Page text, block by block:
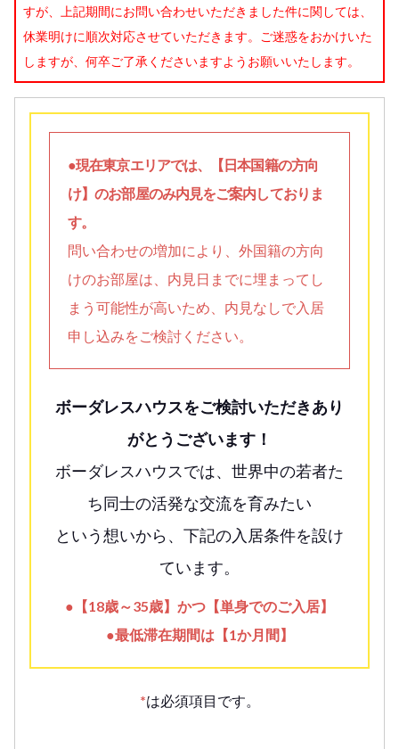
すが、上記期間にお問い合わせいただきました件に関しては、
休業明けに順次対応させていただきます。ご迷惑をおかけいた
しますが、何卒ご了承くださいますようお願いいたします。
●現在東京エリアでは、【日本国籍の方向
け】のお部屋のみ内見をご案内しておりま
す。
問い合わせの増加により、外国籍の方向
けのお部屋は、内見日までに埋まってし
まう可能性が高いため、内見なしで入居
申し込みをご検討ください。
ボーダレスハウスをご検討いただきあり
がとうございます！
ボーダレスハウスでは、世界中の若者た
ち同士の活発な交流を育みたい
という想いから、下記の入居条件を設け
ています。
●【18歳～35歳】かつ【単身でのご入居】
●最低滞在期間は【1か月間】
*は必須項目です。